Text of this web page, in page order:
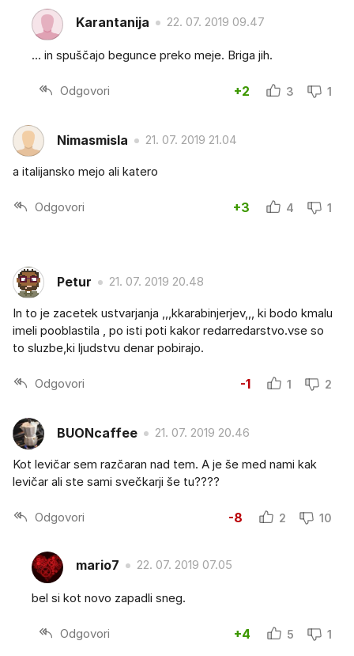
Karantanija 22. 07. 2019 09.47
... in spuščajo begunce preko meje. Briga jih.
Odgovori +2 3 1
Nimasmisla 21. 07. 2019 21.04
a italijansko mejo ali katero
Odgovori +3 4 1
Petur 21. 07. 2019 20.48
In to je zacetek ustvarjanja ,,,kkarabinjerjev,,, ki bodo kmalu
imeli pooblastila , po isti poti kakor redarredarstvo.vse so
to sluzbe,ki ljudstvu denar pobirajo.
Odgovori -1 1 2
BUONcaffee 21. 07. 2019 20.46
Kot levičar sem razčaran nad tem. A je še med nami kak
levičar ali ste sami svečkarji še tu????
Odgovori -8 2 10
mario7 22. 07. 2019 07.05
bel si kot novo zapadli sneg.
Odgovori +4 5 1